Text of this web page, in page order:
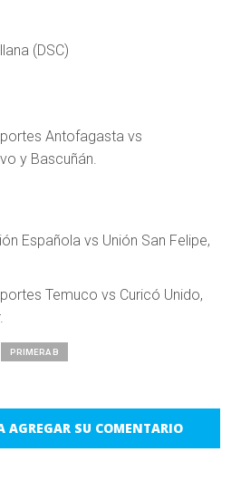
(DSC)
Antofagasta vs
y Bascuñán.
Española vs Unión San Felipe,
Temuco vs Curicó Unido,
PRIMERA B
AGREGAR SU COMENTARIO